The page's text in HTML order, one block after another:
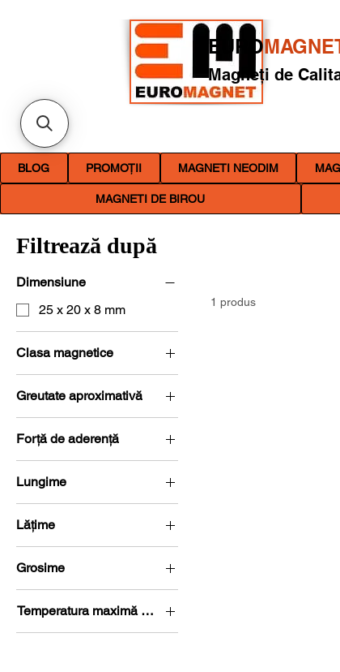
EURO
Magneți de
BLOG PROMOȚII MAGNETI NEODIM
MAGNETI DE BIROU
Filtrează după
Dimensiune
25 x 20 x 8 mm
Clasa magnetice
N35
Greutate aproximativă
30,558 g
Forță de aderență
12,1 kg (118,7 Newton)
Lungime
L 20-25 mm
Lățime
l 15-20 mm
Grosime
G 5-10 mm
Temperatura maximă de lucru
80 °C
1 produs